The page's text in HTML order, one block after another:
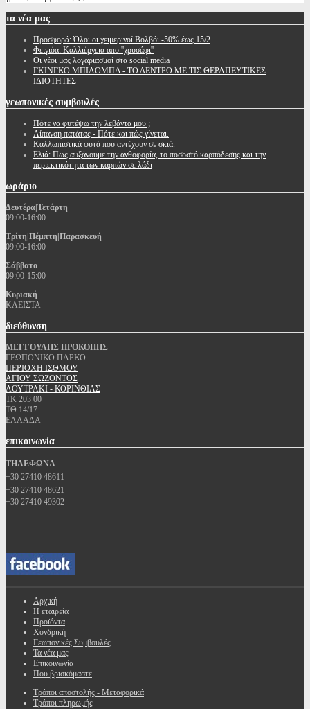
τα νέα μας
Προσφορά: Όλοι οι χειμερινοί Βολβόι -50% έως 15/2
Φειγιόα: Καλλιέργεια απο ''χρυσάφι''
Oι νέοι μας λογαριασμοί στα social media
ΓΚΙΝΓΚΟ ΜΠΙΛΟΜΠΑ - ΤΟ ΔΕΝΤΡΟ ΜΕ ΤΙΣ ΘΕΡΑΠΕΥΤΙΚΕΣ
ΙΔΙΟΤΗΤΕΣ
γεωπονικές συμβουλές
Πότε να φυτέψω την λεβάντα μου ;
Λίπανση πατάτας - Πότε και πώς γίνεται.
Καλλωπιστικά φυτά που αντέχουν σε σκιά.
Ελιά: Πως αυξάνουμε την ανθοφορία, το ποσοστό καρπόδεσης και την
περιεκτικότητα των καρπών σε λάδι
ωράριο
Δευτέρα|Τετάρτη
09:00-16:00
Τρίτη|Πέμπτη|Παρασκευή
09:00-16:00
Σάββατο
09:00-15:00
Κυριακή
ΚΛΕΙΣΤΑ
διεύθυνση
ΜΕΓΓΟΥΛΗΣ ΠΡΟΚΟΠΗΣ
ΓΕΩΠΟΝΙΚΟ ΠΑΡΚΟ
ΠΕΡΙΟΧΗ ΙΣΘΜΟΥ
ΑΓΙΟΥ ΣΩΖΟΝΤΟΣ
ΛΟΥΤΡΑΚΙ - ΚΟΡΙΝΘΙΑΣ
ΤΚ 203 00
ΤΘ 14/17
ΕΛΛΑΔΑ
επικοινωνία
ΤΗΛΕΦΩΝΑ
+30 27410 48611
+30 27410 48621
+30 27410 49302
Αρχική
Η εταιρεία
Προϊόντα
Χονδρική
Γεωπονικές Συμβουλές
Τα νέα μας
Επικοινωνία
Που βρισκόμαστε
Τρόποι αποστολής - Μεταφορικά
Τρόποι πληρωμής